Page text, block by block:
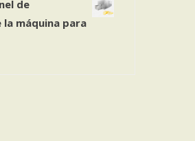
de
la máquina para